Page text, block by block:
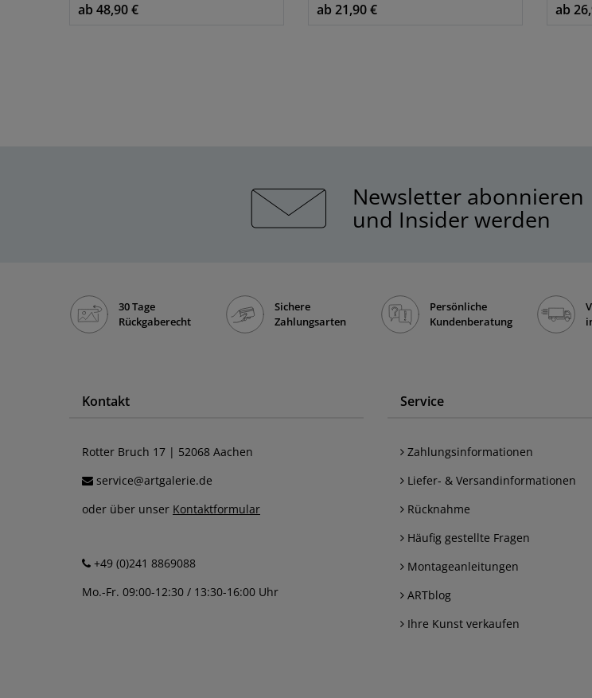
ab 48,90 €
ab 21,90 €
ab
Newsletter abonnieren
und Insider werden
30 Tage
Rückgaberecht
Sichere
Zahlungsarten
Persönliche
Kundenberatung
Kontakt
Rotter Bruch 17 | 52068 Aachen
service@artgalerie.de
oder über unser Kontaktformular
+49 (0)241 8869088
Mo.-Fr. 09:00-12:30 / 13:30-16:00 Uhr
Service
Zahlungsinformationen
Liefer- & Versandinformationen
Rücknahme
Häufig gestellte Fragen
Montageanleitungen
ARTblog
Ihre Kunst verkaufen